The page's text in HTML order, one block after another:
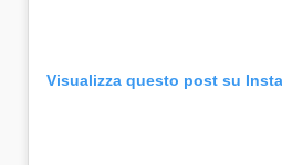
Visualizza questo post su